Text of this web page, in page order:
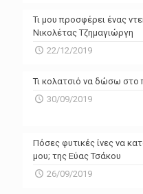
Τι μου προσφέρει ένας
Νικολέτας Τζημαγιώργη
22/12/2019
Τι κολατσιό να δώσω στο
30/09/2019
Πόσες φυτικές ίνες να
μου; της Εύας Τσάκου
26/09/2019